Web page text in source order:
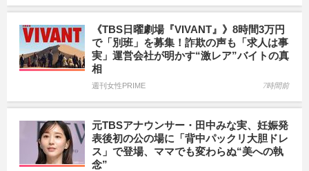
《TBS日曜劇場『VIVANT』》8時間3万円
で「別班」を募集！詐欺の声も「求人は事
実」運営会社が明かす“激レア”バイトの真
相
週刊女性PRIME 7時間前
元TBSアナウンサー・田中みな実、妊娠発
表後初の公の場に「背中パックリ大胆ドレ
ス」で登場、ママでも変わらぬ“美への執
念”